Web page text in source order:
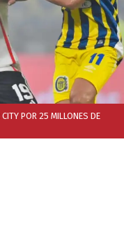
POR 25 MILLONES DE